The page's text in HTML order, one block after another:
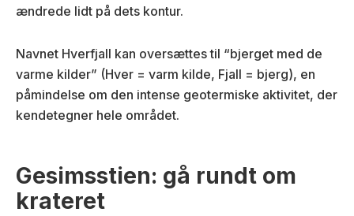
ændrede lidt på dets kontur.
Navnet Hverfjall kan oversættes til “bjerget med de
varme kilder” (Hver = varm kilde, Fjall = bjerg), en
påmindelse om den intense geotermiske aktivitet, der
kendetegner hele området.
Gesimsstien: gå rundt om
krateret